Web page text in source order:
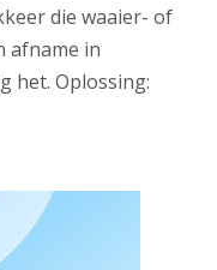
die waaier- of
afname in
het. Oplossing: